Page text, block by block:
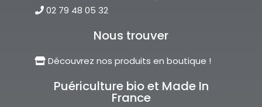
02 79 48 05 32
Nous trouver
Découvrez nos produits en boutique !
Puériculture bio et Made In
France